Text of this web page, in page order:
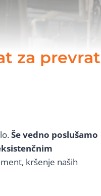
za prevrat
Še vedno poslušamo
kršenje naših